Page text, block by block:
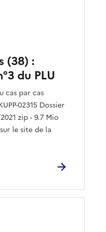
(38) :
du PLU
cas par cas
02315 Dossier
zip - 9.7 Mio
le site de la